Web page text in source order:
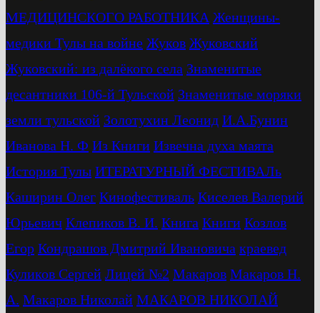
МЕДИЦИНСКОГО РАБОТНИКА Женщины-
медики Тулы на войне Жуков Жуковский
Жуковский: из далёкого села Знаменитые
десантники 106-й Тульской Знаменитые моряки
земли тульской Золотухин Леонид И.А.Бунин
Иванова Н. Ф Из Книги Извечна духа маята
История Тулы ИТЕРАТУРНЫЙ ФЕСТИВАЛь
Каширин Олег Кинофестиваль Киселев Валерий
Юрьевич Клепиков В. И. Книга Книги Козлов
Егор Кондрашов Дмитрий Ивановича краевед
Куликов Сергей Лицей №2 Макаров Макаров Н.
А. Макаров Николай МАКАРОВ НИКОЛАЙ